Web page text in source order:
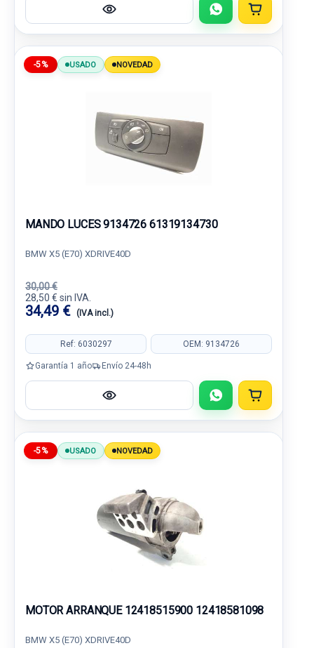
-5% USADO NOVEDAD
MANDO LUCES 9134726 61319134730
BMW X5 (E70) XDRIVE40D
30,00 €
28,50 € sin IVA.
34,49 € (IVA incl.)
Ref: 6030297 OEM: 9134726
Garantía 1 año Envío 24-48h
-5% USADO NOVEDAD
MOTOR ARRANQUE 12418515900 12418581098
BMW X5 (E70) XDRIVE40D